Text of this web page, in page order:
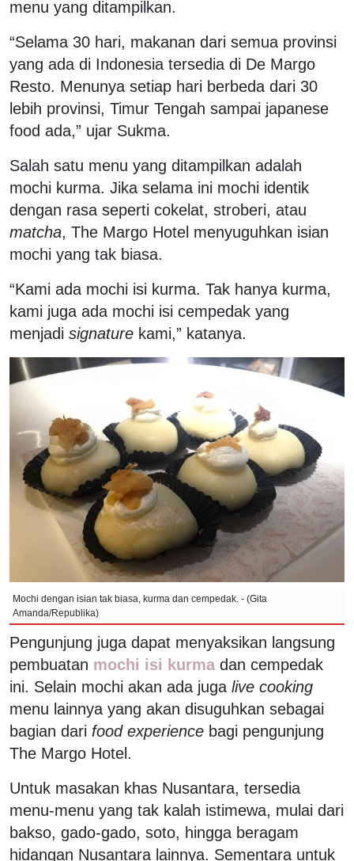
menu yang ditampilkan.
“Selama 30 hari, makanan dari semua provinsi
yang ada di Indonesia tersedia di De Margo
Resto. Menunya setiap hari berbeda dari 30
lebih provinsi, Timur Tengah sampai japanese
food ada,” ujar Sukma.
Salah satu menu yang ditampilkan adalah
mochi kurma. Jika selama ini mochi identik
dengan rasa seperti cokelat, stroberi, atau
matcha, The Margo Hotel menyuguhkan isian
mochi yang tak biasa.
“Kami ada mochi isi kurma. Tak hanya kurma,
kami juga ada mochi isi cempedak yang
menjadi signature kami,” katanya.
Mochi dengan isian tak biasa, kurma dan cempedak. - (Gita
Amanda/Republika)
Pengunjung juga dapat menyaksikan langsung
pembuatan mochi isi kurma dan cempedak
ini. Selain mochi akan ada juga live cooking
menu lainnya yang akan disuguhkan sebagai
bagian dari food experience bagi pengunjung
The Margo Hotel.
Untuk masakan khas Nusantara, tersedia
menu-menu yang tak kalah istimewa, mulai dari
bakso, gado-gado, soto, hingga beragam
hidangan Nusantara lainnya. Sementara untuk